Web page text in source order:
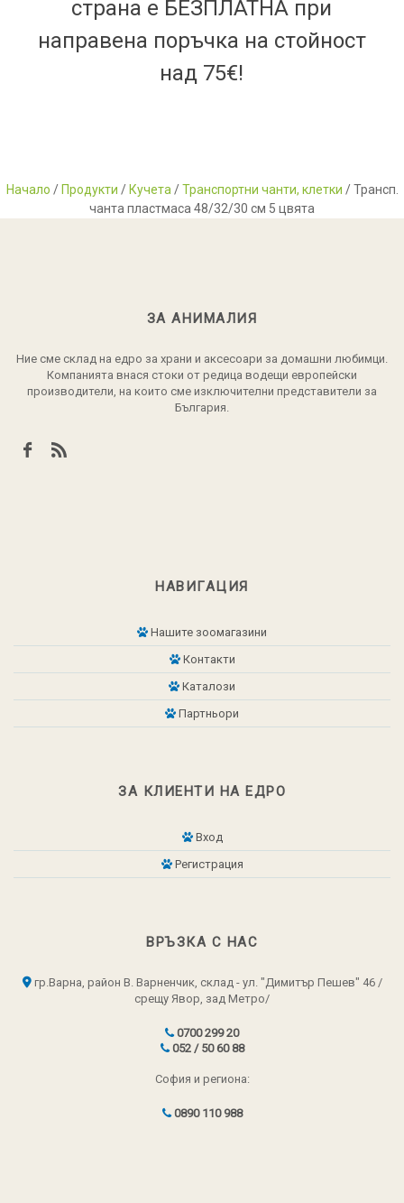
страна е БЕЗПЛАТНА при
направена поръчка на стойност
над 75€!
Начало / Продукти / Кучета /Транспортни чанти, клетки / Трансп.
чанта пластмаса 48/32/30 см 5 цвята
ЗА АНИМАЛИЯ
Ние сме склад на едро за храни и аксесоари за домашни любимци.
Компанията внася стоки от редица водещи европейски
производители, на които сме изключителни представители за
България.
НАВИГАЦИЯ
Нашите зоомагазини
Контакти
Каталози
Партньори
ЗА КЛИЕНТИ НА ЕДРО
Вход
Регистрация
ВРЪЗКА С НАС
гр.Варна, район В. Варненчик, склад - ул. "Димитър Пешев" 46 /
срещу Явор, зад Метро/
0700 299 20
052 / 50 60 88
София и региона:
0890 110 988